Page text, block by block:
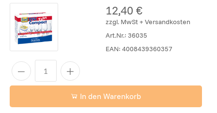
12,40 €
zzgl. MwSt + Versandkosten
Art.Nr.:36035
EAN:4008439360357
In den Warenkorb